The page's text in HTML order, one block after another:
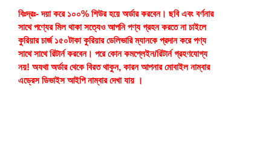
বিঃদ্রঃ- দয়া করে ১০০% শিউর হয়ে অর্ডার করবেন। ছবি এবং বর্ণনার
সাথে পণ্যের মিল থাকা সত্যেও আপনি পণ্য গ্রহন করতে না চাইলে
কুরিয়ার চার্জ ১৫০টাকা কুরিয়ার ডেলিভারি ম্যানকে প্রদান করে পণ্য
সাথে সাথে রিটার্ন করবেন। পরে কোন কমপ্লেইন/রিটার্ন গ্রহণযোগ্য
নয়! অযথা অর্ডার থেকে বিরত থাকুন, কারন আপনার মোবাইল নাম্বার
এড্রেস ডিভাইস আইপি নাম্বার দেখা যায় ।